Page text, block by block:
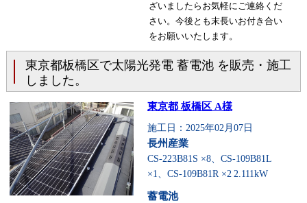
ざいましたらお気軽にご連絡くだ
さい。今後とも末長いお付き合い
をお願いいたします。
東京都板橋区で太陽光発電 蓄電池 を販売・施工
しました。
東京都 板橋区 A様
施工日：2025年02月07日
長州産業
CS-223B81S ×8、CS-109B81L
×1、CS-109B81R ×2 2.111kW
蓄電池